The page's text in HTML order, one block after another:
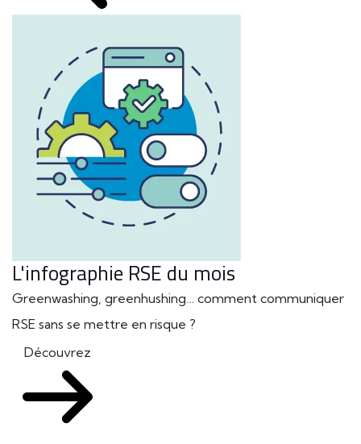
L'infographie RSE du mois
Greenwashing, greenhushing… comment communiquer
RSE sans se mettre en risque ?
Découvrez